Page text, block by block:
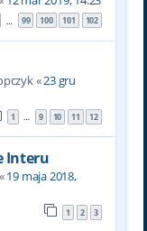
… 99 100 101 102
«23 gru
1 … 9 10 11 12
Interu
«19 maja 2018,
1 2 3